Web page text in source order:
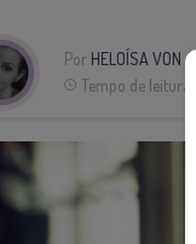
Por HELOÍSA VON AH
Tempo de leitura: